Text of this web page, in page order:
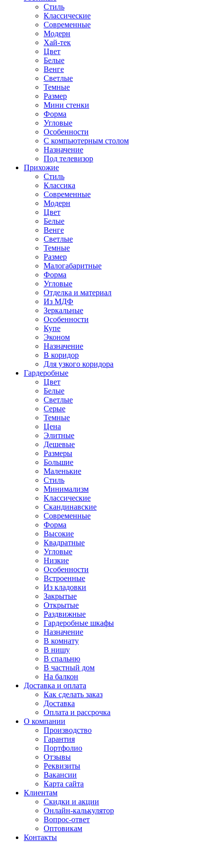
Стиль
Классические
Современные
Модерн
Хай-тек
Цвет
Белые
Венге
Светлые
Темные
Размер
Мини стенки
Форма
Угловые
Особенности
С компьютерным столом
Назначение
Под телевизор
Прихожие
Стиль
Классика
Современные
Модерн
Цвет
Белые
Венге
Светлые
Темные
Размер
Малогабаритные
Форма
Угловые
Отделка и материал
Из МДФ
Зеркальные
Особенности
Купе
Эконом
Назначение
В коридор
Для узкого коридора
Гардеробные
Цвет
Белые
Светлые
Серые
Темные
Цена
Элитные
Дешевые
Размеры
Большие
Маленькие
Стиль
Минимализм
Классические
Скандинавские
Современные
Форма
Высокие
Квадратные
Угловые
Низкие
Особенности
Встроенные
Из кладовки
Закрытые
Открытые
Раздвижные
Гардеробные шкафы
Назначение
В комнату
В нишу
В спальню
В частный дом
На балкон
Доставка и оплата
Как сделать заказ
Доставка
Оплата и рассрочка
О компании
Производство
Гарантия
Портфолио
Отзывы
Реквизиты
Вакансии
Карта сайта
Клиентам
Скидки и акции
Онлайн-калькулятор
Вопрос-ответ
Оптовикам
Контакты